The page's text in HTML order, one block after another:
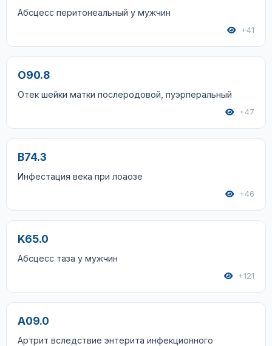
Абсцесс перитонеальный у мужчин
+41
O90.8
Отек шейки матки послеродовой, пуэрперальный
+47
B74.3
Инфестация века при лоаозе
+46
K65.0
Абсцесс таза у мужчин
+121
A09.0
Артрит вследствие энтерита инфекционного